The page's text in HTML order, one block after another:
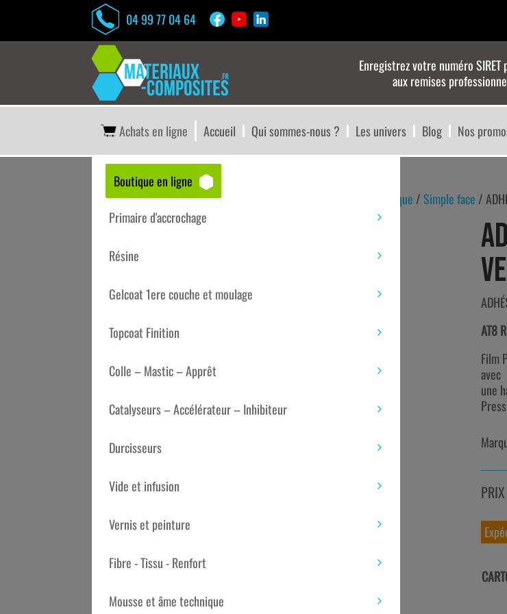
04 99 77 04 64
Enregistrez votre numéro SIRET
aux remises
Achats en ligne Accueil Qui sommes-nous ? Les univers Blog Nos
Boutique en ligne
Primaire d'accrochage
Résine
Gelcoat 1ere couche et moulage
Topcoat Finition
Colle – Mastic – Apprêt
Catalyseurs – Accélérateur – Inhibiteur
Durcisseurs
Vide et infusion
Vernis et peinture
Fibre - Tissu - Renfort
Mousse et âme technique
Accueil/Boutique matériaux – composites Colle et adhésif technique /Simple face /
AT8
Film
avec
une